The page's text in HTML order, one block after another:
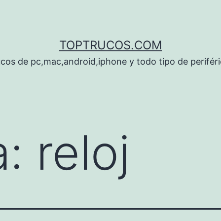
TOPTRUCOS.COM
de pc,mac,android,iphone y todo tipo de
reloj